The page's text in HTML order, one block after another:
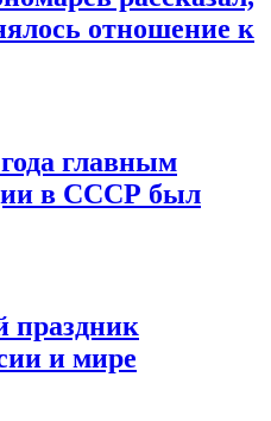
отношение к
главным
в СССР был
праздник
и мире